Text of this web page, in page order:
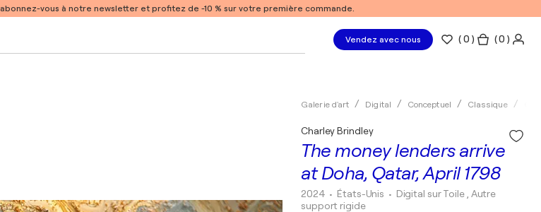
abonnez-vous à notre newsletter et profitez de -10 % sur votre première commande.
Vendez avec nous (0 ) ( 0 )
Galerie d'art Digital Conceptuel Classique
The money lenders arrive
at Doha, Qatar, April 1798
Charley Brindley
2024 • États-Unis • Digital sur Toile , Autre
support rigide